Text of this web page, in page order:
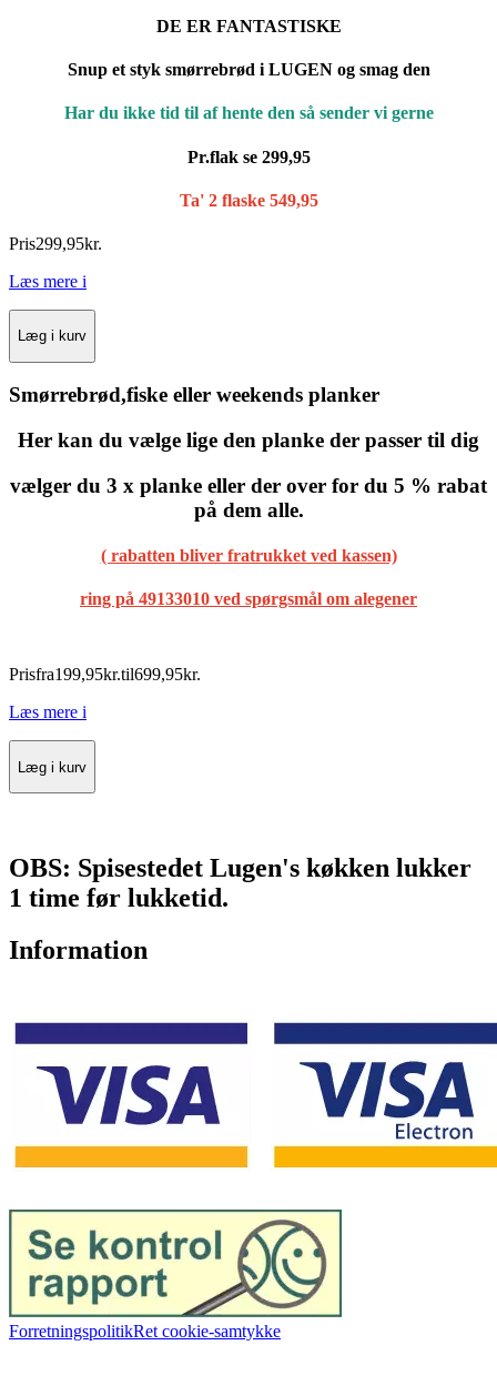
DE ER FANTASTISKE
Snup et styk smørrebrød i LUGEN og smag den
Har du ikke tid til af hente den så sender vi gerne
Pr.flak se 299,95
Ta' 2 flaske 549,95
Pris299,95kr.
Læs mere i
Læg i kurv
Smørrebrød,fiske eller weekends planker
Her kan du vælge lige den planke der passer til dig
vælger du 3 x planke eller der over for du 5 % rabat
på dem alle.
( rabatten bliver fratrukket ved kassen)
ring på 49133010 ved spørgsmål om alegener
Prisfra199,95kr.til699,95kr.
Læs mere i
Læg i kurv
OBS: Spisestedet Lugen's køkken lukker
1 time før lukketid.
Information
ForretningspolitikRet cookie-samtykke